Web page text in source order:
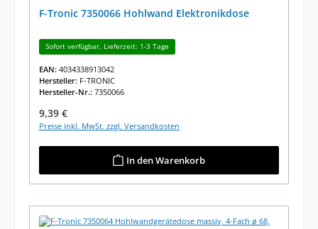
F-Tronic 7350066 Hohlwand Elektronikdose
Sofort verfügbar, Lieferzeit: 1-3 Tage
EAN: 4034338913042
Hersteller: F-TRONIC
Hersteller-Nr.: 7350066
Regulärer Preis:
9,39 €
Preise inkl. MwSt. zzgl. Versandkosten
In den Warenkorb